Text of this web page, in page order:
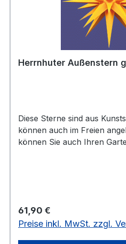
Herrnhuter Außenstern
Diese Sterne sind aus
können auch im Freien
können Sie auch Ihren
bestellt werden.
Regulärer Preis:
61,90 €
Preise inkl. MwSt. zzgl.